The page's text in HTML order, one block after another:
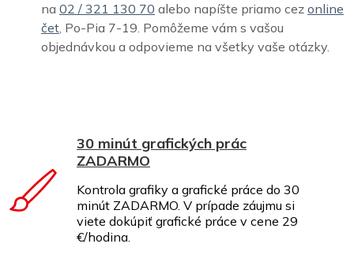
na 02 / 321 130 70 alebo napíšte priamo cez online
čet, Po-Pia 7-19. Pomôžeme vám s vašou
objednávkou a odpovieme na všetky vaše otázky.
30 minút grafických prác
ZADARMO
Kontrola grafiky a grafické práce do 30
minút ZADARMO. V prípade záujmu si
viete dokúpiť grafické práce v cene 29
€/hodina.